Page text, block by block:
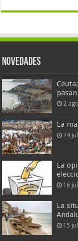
Novedades
2
La
24
La
16
La
15